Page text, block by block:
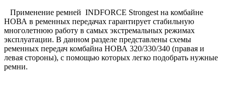
Применение ремней INDFORCE Strongest на комбайне
НОВА в ременных передачах гарантирует стабильную
многолетнюю работу в самых экстремальных режимах
эксплуатации. В данном разделе представлены схемы
ременных передач комбайна НОВА 320/330/340 (правая и
левая стороны), с помощью которых легко подобрать нужные
ремни.